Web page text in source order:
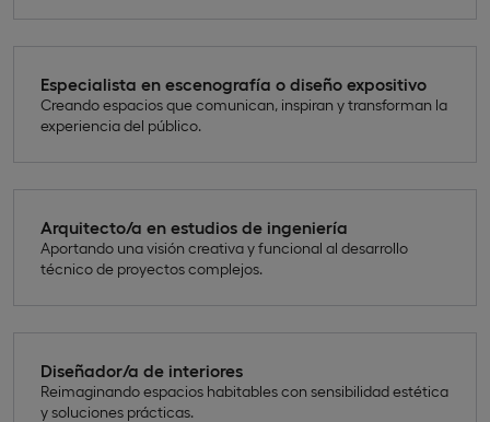
Especialista en escenografía o diseño expositivo
Creando espacios que comunican, inspiran y transforman la
experiencia del público.
Arquitecto/a en estudios de ingeniería
Aportando una visión creativa y funcional al desarrollo
técnico de proyectos complejos.
Diseñador/a de interiores
Reimaginando espacios habitables con sensibilidad estética
y soluciones prácticas.